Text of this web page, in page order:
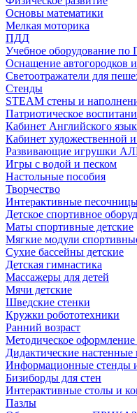
Основы математики
Мелкая моторика
ПДД
Учебное оборудование
Оснащение автогородков
Светоотражатели для
Стенды
STEAM стены и
Патриотическое
Кабинет Английского
Кабинет художественной
Развивающие игрушки
Игры с водой и песком
Настольные пособия
Творчество
Интерактивные
Детское спортивное
Маты спортивные детские
Мягкие модули
Сухие бассейны детские
Детская гимнастика
Массажеры для детей
Мячи детские
Шведские стенки
Кружки робототехники
Ранний возраст
Методическое оформление
Дидактические настенные
Информационные стенды
Бизиборды для стен
Интерактивные столы и
Пазлы